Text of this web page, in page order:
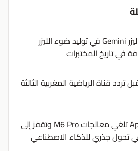
كيف نجح ليزر Gemini في توليد ضوء الليزر
في تاريخ المختبرات
قناة الرياضية المغربية الثالثة
شركة Apple تلغي معالجات M6 Pro وتقفز إلى